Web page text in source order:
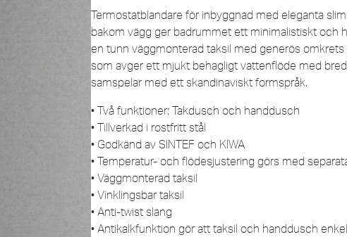
Termostatblandare för inbyggnad med eleganta
bakom vägg ger badrummet ett minimalistiskt och
en tunn väggmonterad taksil med generös
som avger ett mjukt behagligt vattenflöde med
samspelar med ett skandinaviskt formspråk.
• Två funktioner: Takdusch och handdusch
• Tillverkad i rostfritt stål
• Godkänd av SINTEF och KIWA
• Temperatur- och flödesjustering görs med
• Väggmonterad taksil
• Vinklingsbar taksil
• Anti-twist slang
• Antikalkfunktion gör att taksil och handdusch